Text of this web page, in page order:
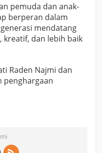
pemuda dan anak-
berperan dalam
mendatang
kreatif, dan lebih baik
Raden Najmi dan
penghargaan